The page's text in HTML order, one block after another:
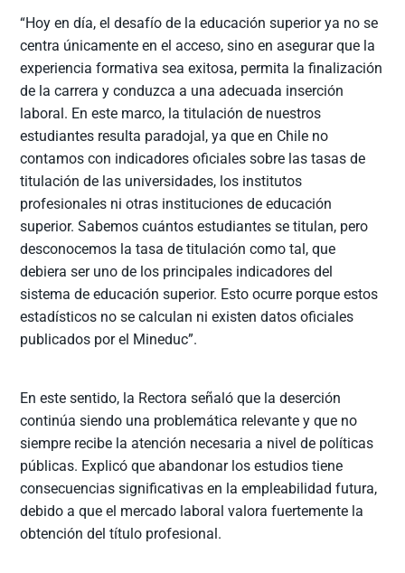
“Hoy en día, el desafío de la educación superior ya no se
centra únicamente en el acceso, sino en asegurar que la
experiencia formativa sea exitosa, permita la finalización
de la carrera y conduzca a una adecuada inserción
laboral. En este marco, la titulación de nuestros
estudiantes resulta paradojal, ya que en Chile no
contamos con indicadores oficiales sobre las tasas de
titulación de las universidades, los institutos
profesionales ni otras instituciones de educación
superior. Sabemos cuántos estudiantes se titulan, pero
desconocemos la tasa de titulación como tal, que
debiera ser uno de los principales indicadores del
sistema de educación superior. Esto ocurre porque estos
estadísticos no se calculan ni existen datos oficiales
publicados por el Mineduc”.
En este sentido, la Rectora señaló que la deserción
continúa siendo una problemática relevante y que no
siempre recibe la atención necesaria a nivel de políticas
públicas. Explicó que abandonar los estudios tiene
consecuencias significativas en la empleabilidad futura,
debido a que el mercado laboral valora fuertemente la
obtención del título profesional.